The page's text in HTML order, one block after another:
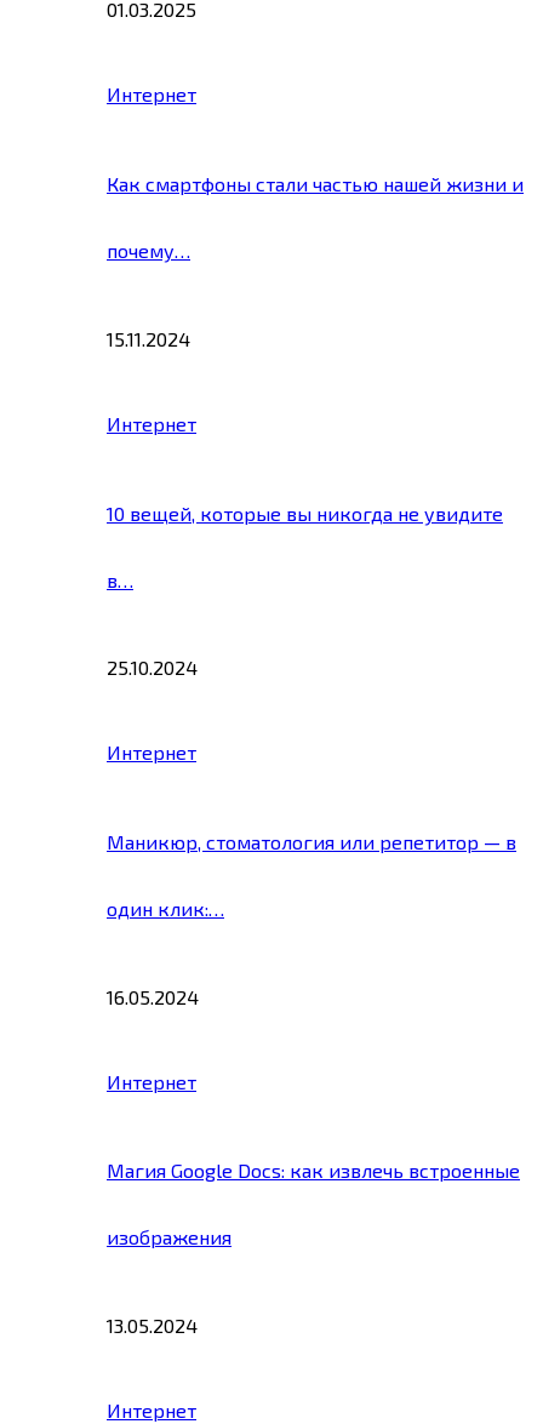
01.03.2025
Интернет
Как смартфоны стали частью нашей жизни и
почему…
15.11.2024
Интернет
10 вещей, которые вы никогда не увидите
в…
25.10.2024
Интернет
Маникюр, стоматология или репетитор — в
один клик:…
16.05.2024
Интернет
Магия Google Docs: как извлечь встроенные
изображения
13.05.2024
Интернет